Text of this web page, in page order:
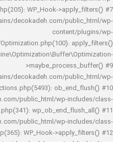
plugin.php(205): WP_Hook-
domains/decokadeh.com/
Buffer/Optimization.php(100):
domains/decokadeh.com/
functions.php(5493):
public_html/wp-
wp-hook.php(341):
public_html/wp-
hook.php(365): WP_Hook-